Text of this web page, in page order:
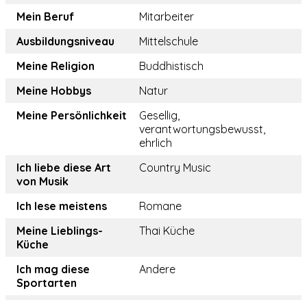
Mein Beruf
Mitarbeiter
Ausbildungsniveau
Mittelschule
Meine Religion
Buddhistisch
Meine Hobbys
Natur
Meine Persönlichkeit
Gesellig,
verantwortungsbewusst,
ehrlich
Ich liebe diese Art
von Musik
Country Music
Ich lese meistens
Romane
Meine Lieblings-
Küche
Thai Küche
Ich mag diese
Sportarten
Andere